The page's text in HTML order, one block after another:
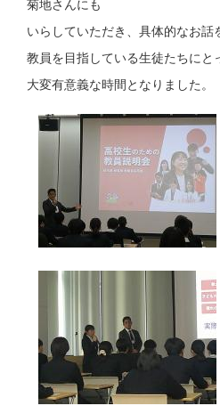
菊地さんにも
いらしていただき、具体的なお話
教員を目指している生徒たちにと
大変有意義な時間となりました。